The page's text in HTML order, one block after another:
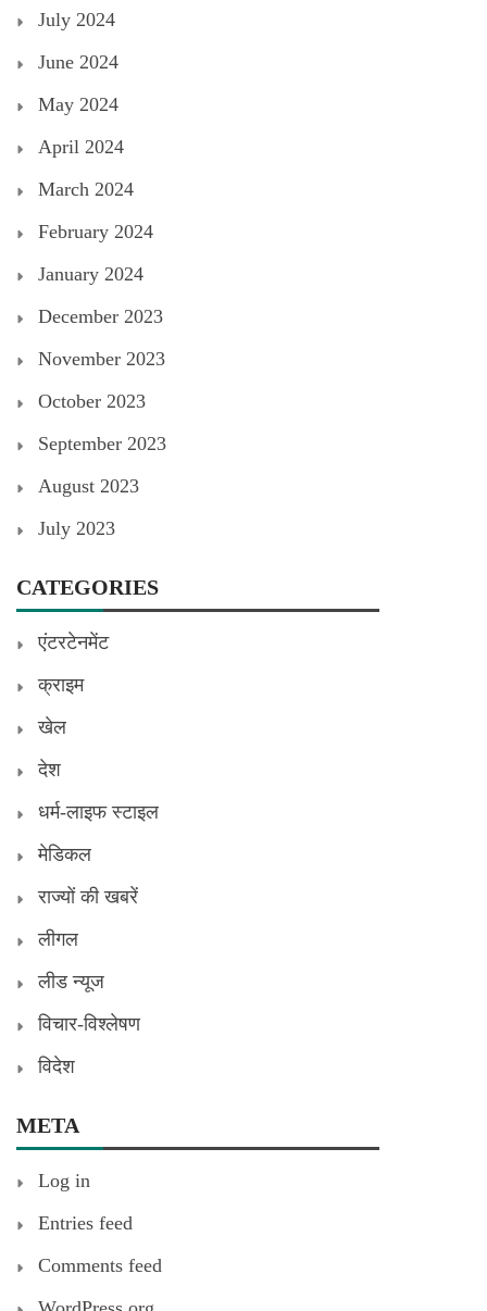
July 2024
June 2024
May 2024
April 2024
March 2024
February 2024
January 2024
December 2023
November 2023
October 2023
September 2023
August 2023
July 2023
CATEGORIES
एंटरटेनमेंट
क्राइम
खेल
देश
धर्म-लाइफ स्टाइल
मेडिकल
राज्यों की खबरें
लीगल
लीड न्यूज
विचार-विश्लेषण
विदेश
META
Log in
Entries feed
Comments feed